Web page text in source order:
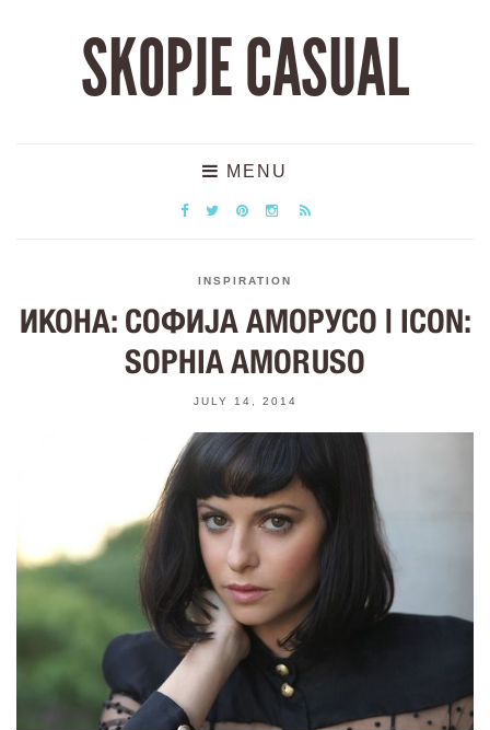
SKOPJE CASUAL
MENU
INSPIRATION
ИКОНА: СОФИЈА АМОРУСО | ICON:
SOPHIA AMORUSO
JULY 14, 2014